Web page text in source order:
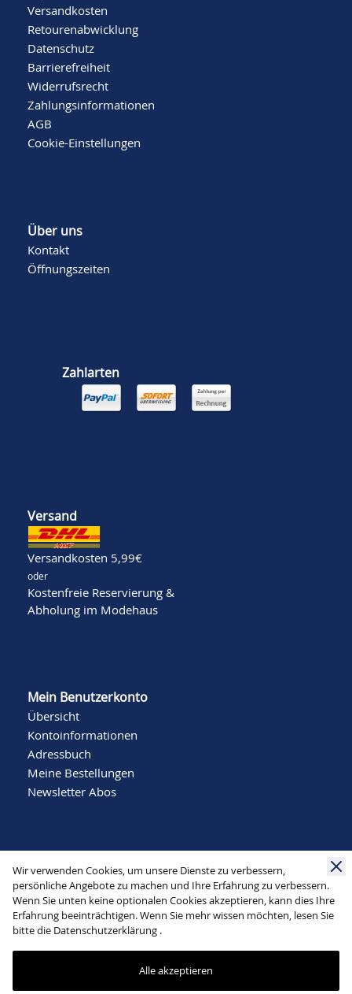
Wir verwenden Cookies, um unsere Dienste zu verbessern,
persönliche Angebote zu machen und Ihre Erfahrung zu verbessern.
Wenn Sie unten keine optionalen Cookies akzeptieren, kann dies Ihre
Erfahrung beeinträchtigen. Wenn Sie mehr wissen möchten, lesen Sie
bitte die Datenschutzerklärung .
Alle akzeptieren
Versandkosten
Retourenabwicklung
Datenschutz
Barrierefreiheit
Widerrufsrecht
Zahlungsinformationen
AGB
Cookie-Einstellungen
Über uns
Kontakt
Öffnungszeiten
Zahlarten
Versand
Versandkosten 5,99€
oder
Kostenfreie Reservierung &
Abholung im Modehaus
Mein Benutzerkonto
Übersicht
Kontoinformationen
Adressbuch
Meine Bestellungen
Newsletter Abos
Social Media